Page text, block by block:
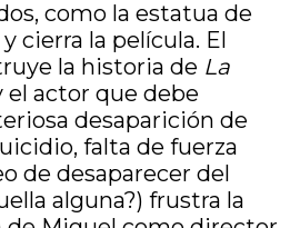
como la estatua de
cierra la película. El
la historia de La
el actor que debe
desaparición de
falta de fuerza
de desaparecer del
alguna?) frustra la